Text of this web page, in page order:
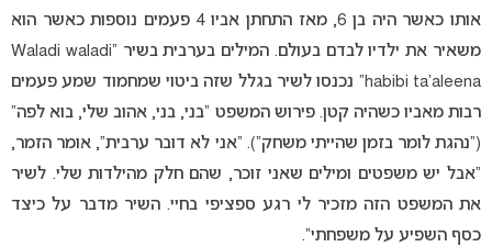
אותו כאשר היה בן 6, מאז התחתן אביו 4 פעמים נוספות כאשר הוא
משאיר את ילדיו לבדם בעולם. המילים בערבית בשיר “Waladi waladi
habibi ta’aleena” נכנסו לשיר בגלל שזה ביטוי שמחמוד שמע פעמים
רבות מאביו כשהיה קטן. פירוש המשפט “בני, בני, אהוב שלי, בוא לפה”
(“נהגת לומר בזמן שהייתי משחק”). “אני לא דובר ערבית”, אומר הזמר,
“אבל יש משפטים ומילים שאני זוכר, שהם חלק מהילדות שלי. לשיר
את המשפט הזה מזכיר לי רגע ספציפי בחיי. השיר מדבר על כיצד
כסף השפיע על משפחתי”.